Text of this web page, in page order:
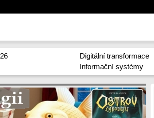
Digitální transformace
Informační systémy